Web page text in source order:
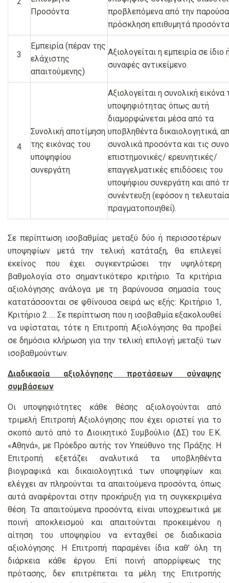
Προσόντα
προβλεπόμενα από την παρούσα
πρόσκληση επιθυμητά
3
Εμπειρία (πέραν της
ελάχιστης
απαιτούμενης)
Αξιολογείται η εμπειρία σε ίδιο
συναφές αντικείμενο.
4
Συνολική αποτίμηση
της εικόνας του
υποψηφίου
συνεργάτη
Αξιολογείται η συνολική εικόνα
υποψηφιότητας όπως αυτή
διαμορφώνεται μέσα από τα
υποβληθέντα δικαιολογητικά,
συνολικά προσόντα και τις
επιστημονικές/ ερευνητικές/
επαγγελματικές επιδόσεις του
υποψήφιου συνεργάτη και από
συνέντευξη (εφόσον η τελευταία
πραγματοποιηθεί).
Σε περίπτωση ισοβαθμίας μεταξύ δύο ή περισσοτέρων
υποψηφίων μετά την τελική κατάταξη, θα επιλεγεί
εκείνος που έχει συγκεντρώσει την υψηλότερη
βαθμολογία στο σημαντικότερο κριτήριο. Τα κριτήρια
αξιολόγησης ανάλογα με τη βαρύνουσα σημασία τους
κατατάσσονται σε φθίνουσα σειρά ως εξής: Κριτήριο 1,
Κριτήριο 2….. Σε περίπτωση που η ισοβαθμία εξακολουθεί
να υφίσταται, τότε η Επιτροπή Αξιολόγησης θα προβεί
σε δημόσια κλήρωση για την τελική επιλογή μεταξύ των
ισοβαθμούντων.
Διαδικασία αξιολόγησης προτάσεων σύναψης
συμβάσεων
Οι υποψηφιότητες κάθε θέσης αξιολογούνται από
τριμελή Επιτροπή Αξιολόγησης που έχει οριστεί για το
σκοπό αυτό από το Διοικητικό Συμβούλιο (ΔΣ) του Ε.Κ.
«Αθηνά», με Πρόεδρο αυτής τον Υπεύθυνο της Πράξης. Η
Επιτροπή εξετάζει αναλυτικά τα υποβληθέντα
βιογραφικά και δικαιολογητικά των υποψηφίων και
ελέγχει αν πληρούνται τα απαιτούμενα προσόντα, όπως
αυτά αναφέρονται στην προκήρυξη για τη συγκεκριμένα
θέση. Τα απαιτούμενα προσόντα, είναι υποχρεωτικά με
ποινή αποκλεισμού και απαιτούνται προκειμένου η
αίτηση του υποψηφίου να ενταχθεί σε διαδικασία
αξιολόγησης. Η Επιτροπή παραμένει ίδια καθ’ όλη τη
διάρκεια κάθε έργου. Επί ποινή απορρίψεως της
πρότασης, δεν επιτρέπεται τα μέλη της Επιτροπής